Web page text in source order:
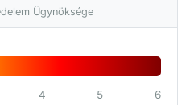
Ügynöksége
4 5 6